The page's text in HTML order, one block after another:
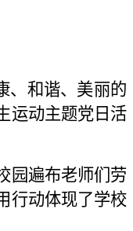
、和谐、美丽的
运动主题党日活
园遍布老师们劳
行动体现了学校